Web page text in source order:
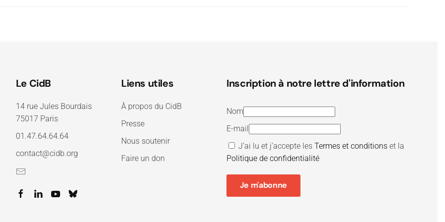
Le CidB
14 rue Jules Bourdais
75017 Paris
01.47.64.64.64
contact@cidb.org
Liens utiles
À propos du CidB
Presse
Nous soutenir
Faire un don
Inscription à notre lettre d'information
Nom
E-mail
J’ai lu et j’accepte lesTermes et conditions et la
Politique de confidentialité
Je m'abonne